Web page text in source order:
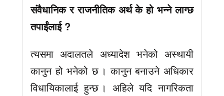
संवैधानिक र राजनीतिक अर्थ के हो भन्ने लाग्छ
तपाईंलाई ?
त्यसमा अदालतले अध्यादेश भनेको अस्थायी
कानुन हो भनेको छ । कानुन बनाउने अधिकार
विधायिकालाई हुन्छ । अहिले यदि नागरिकता